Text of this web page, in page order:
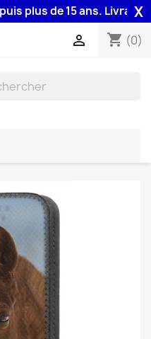
plus de 15 ans. LivraisonX
shopping_cart (0)
